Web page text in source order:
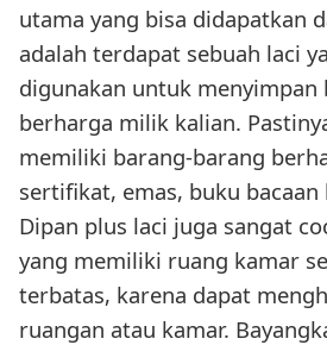
utama yang bisa didapatkan
adalah terdapat sebuah laci
digunakan untuk menyimpan
berharga milik kalian.
memiliki barang-barang
sertifikat, emas, buku bacaan
Dipan plus laci juga sangat
yang memiliki ruang kamar
terbatas, karena dapat
ruangan atau kamar.